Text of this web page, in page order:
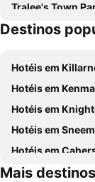
Tralee's Town
Rose of Tralee
Destinos
Hotéis em
Hotéis em
Hotéis em
Hotéis em Sneem
Hotéis em
Mais